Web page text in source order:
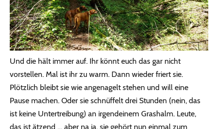
Und die hält immer auf. Ihr könnt euch das gar nicht
vorstellen. Mal ist ihr zu warm. Dann wieder friert sie.
Plötzlich bleibt sie wie angenagelt stehen und will eine
Pause machen. Oder sie schnüffelt drei Stunden (nein, das
ist keine Untertreibung) an irgendeinem Grashalm. Leute,
das ist ätzend … aber na ja, sie gehört nun einmal zum